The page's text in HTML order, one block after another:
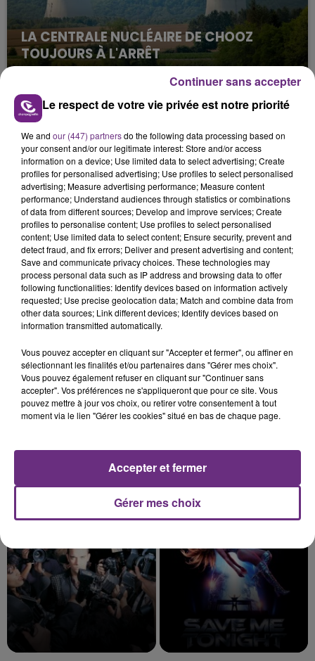
LA CENTRALE NUCLÉAIRE DE CHOOZ
TOUJOURS À L'ARRÊT
Cela fait déjà une semaine que la centrale
nucléaire ardennaise est à l'arrêt. Une situation
justifiée par la sécheresse intense qui est toujours
présente.
LE MAGASIN JOUÉCLUB DE REIMS FERME
SES PORTES
C'était l'une des institutions du centre-ville
rémois. Le magasin JouéClub est contraint de
fermer ses portes.
TITRES DIFFUSÉS
Le Graal Dracula
8h03
8h03 8h00
8h00
Le respect de votre vie privée est notre priorité
We and our (447) partnersdo the following data processing based on
your consent and/or our legitimate interest: Store and/or access
information on a device; Use limited data to select advertising; Create
profiles for personalised advertising; Use profiles to select personalised
advertising; Measure advertising performance; Measure content
performance; Understand audiences through statistics or combinations
of data from different sources; Develop and improve services; Create
profiles to personalise content; Use profiles to select personalised
content; Use limited data to select content; Ensure security, prevent and
detect fraud, and fix errors; Deliver and present advertising and content;
Save and communicate privacy choices. These technologies may
process personal data such as IP address and browsing data to offer
following functionalities: Identify devices based on information actively
requested; Use precise geolocation data; Match and combine data from
other data sources; Link different devices; Identify devices based on
information transmitted automatically.
Vous pouvez accepter en cliquant sur "Accepter et fermer", ou affiner en
sélectionnant les finalités et/ou partenaires dans "Gérer mes choix".
Vous pouvez également refuser en cliquant sur "Continuer sans
accepter". Vos préférences ne s'appliqueront que pour ce site. Vous
pouvez mettre à jour vos choix, ou retirer votre consentement à tout
moment via le lien "Gérer les cookies" situé en bas de chaque page.
Gérer mes choix
Accepter et fermer
Continuer sans accepter